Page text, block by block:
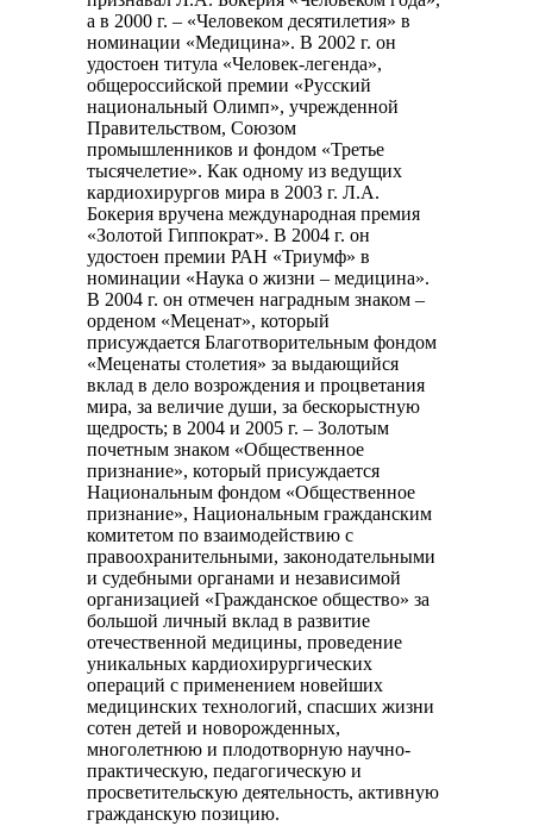
а в 2000 г. – «Человеком десятилетия» в
номинации «Медицина». В 2002 г. он
удостоен титула «Человек-легенда»,
общероссийской премии «Русский
национальный Олимп», учрежденной
Правительством, Союзом
промышленников и фондом «Третье
тысячелетие». Как одному из ведущих
кардиохирургов мира в 2003 г. Л.А.
Бокерия вручена международная премия
«Золотой Гиппократ». В 2004 г. он
удостоен премии РАН «Триумф» в
номинации «Наука о жизни – медицина».
В 2004 г. он отмечен наградным знаком –
орденом «Меценат», который
присуждается Благотворительным фондом
«Меценаты столетия» за выдающийся
вклад в дело возрождения и процветания
мира, за величие души, за бескорыстную
щедрость; в 2004 и 2005 г. – Золотым
почетным знаком «Общественное
признание», который присуждается
Национальным фондом «Общественное
признание», Национальным гражданским
комитетом по взаимодействию с
правоохранительными, законодательными
и судебными органами и независимой
организацией «Гражданское общество» за
большой личный вклад в развитие
отечественной медицины, проведение
уникальных кардиохирургических
операций с применением новейших
медицинских технологий, спасших жизни
сотен детей и новорожденных,
многолетнюю и плодотворную научно-
практическую, педагогическую и
просветительскую деятельность, активную
гражданскую позицию.